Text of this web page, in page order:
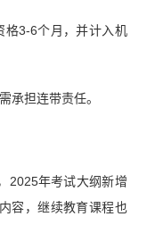
格3-6个月，并计入机
承担连带责任。
2025年考试大纲新增
容，继续教育课程也